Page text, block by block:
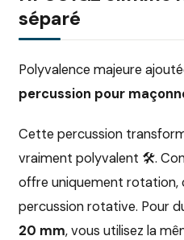
séparé
Polyvalence majeure
percussion pour
Cette percussion
vraiment polyvalent 🛠️.
offre uniquement rotation,
percussion rotative. Pour
20 mm, vous utilisez la